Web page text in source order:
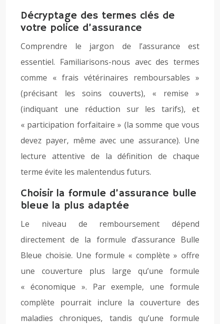
Décryptage des termes clés de
votre police d’assurance
Comprendre le jargon de l’assurance est
essentiel. Familiarisons-nous avec des termes
comme « frais vétérinaires remboursables »
(précisant les soins couverts), « remise »
(indiquant une réduction sur les tarifs), et
« participation forfaitaire » (la somme que vous
devez payer, même avec une assurance). Une
lecture attentive de la définition de chaque
terme évite les malentendus futurs.
Choisir la formule d’assurance bulle
bleue la plus adaptée
Le niveau de remboursement dépend
directement de la formule d’assurance Bulle
Bleue choisie. Une formule « complète » offre
une couverture plus large qu’une formule
« économique ». Par exemple, une formule
complète pourrait inclure la couverture des
maladies chroniques, tandis qu’une formule